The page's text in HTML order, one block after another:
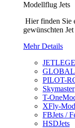
Modellflug Jets
Hier finden Sie
gewünschten
Mehr Details
PILOT-
Skymaster
T-
XFly-
FBJets /
HSDJets